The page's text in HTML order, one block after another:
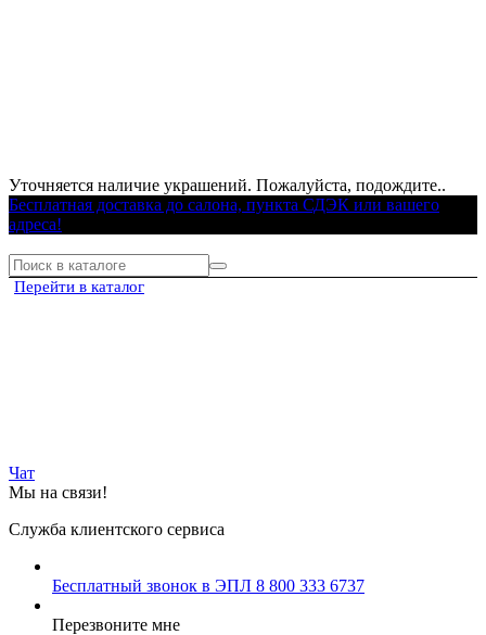
Уточняется наличие украшений. Пожалуйста, подождите..
Бесплатная доставка до салона, пункта СДЭК или вашего
адреса!
Перейти в каталог
Чат
Мы на связи!
Служба клиентского сервиса
Бесплатный звонок в ЭПЛ 8 800 333 6737
Перезвоните мне